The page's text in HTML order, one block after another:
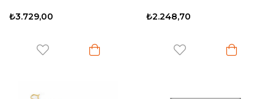
₺3.729,00 ₺2.248,70